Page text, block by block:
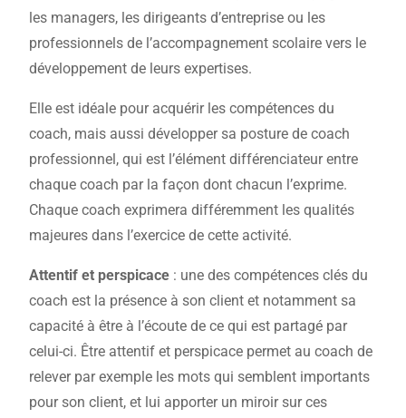
les managers, les dirigeants d’entreprise ou les
professionnels de l’accompagnement scolaire vers le
développement de leurs expertises.
Elle est idéale pour acquérir les compétences du
coach, mais aussi développer sa posture de coach
professionnel, qui est l’élément différenciateur entre
chaque coach par la façon dont chacun l’exprime.
Chaque coach exprimera différemment les qualités
majeures dans l’exercice de cette activité.
Attentif et perspicace : une des compétences clés du
coach est la présence à son client et notamment sa
capacité à être à l’écoute de ce qui est partagé par
celui-ci. Être attentif et perspicace permet au coach de
relever par exemple les mots qui semblent importants
pour son client, et lui apporter un miroir sur ces